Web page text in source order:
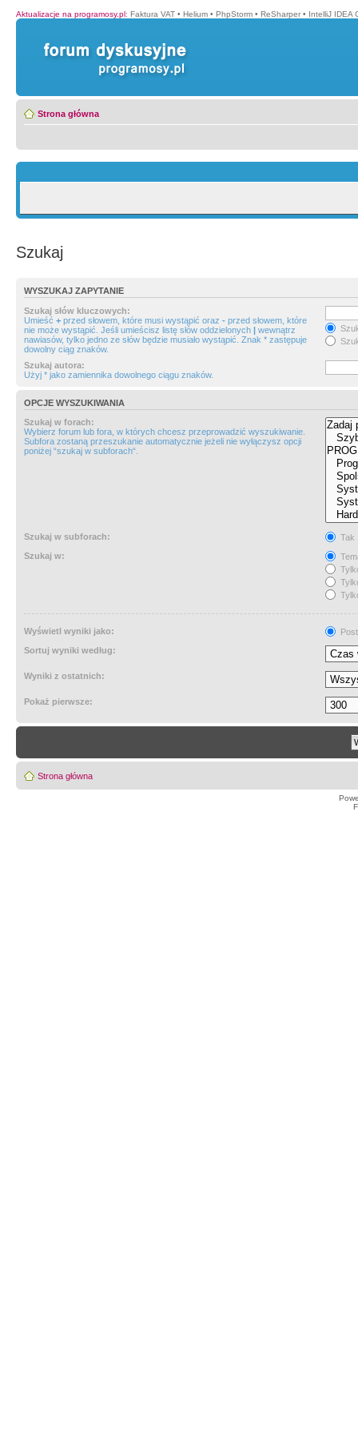
Aktualizacje na programosy.pl: Faktura VAT • Helium • PhpStorm • ReSharper • IntelliJ IDEA
Strona główna
Szukaj
WYSZUKAJ ZAPYTANIE
Szukaj słów kluczowych:
Umieść + przed słowem, które musi wystąpić oraz - przed słowem, które
nie może wystąpić. Jeśli umieścisz listę słów oddzielonych | wewnątrz
nawiasów, tylko jedno ze słów będzie musiało wystąpić. Znak * zastępuje
dowolny ciąg znaków.
Szukaj autora:
Użyj * jako zamiennika dowolnego ciągu znaków.
OPCJE WYSZUKIWANIA
Szukaj w forach:
Wybierz forum lub fora, w których chcesz przeprowadzić wyszukiwanie.
Subfora zostaną przeszukanie automatycznie jeżeli nie wyłączysz opcji
poniżej “szukaj w subforach“.
Szukaj w subforach:
Tak
Szukaj w:
Wyświetl wyniki jako:
Sortuj wyniki według:
Wyniki z ostatnich:
Pokaż pierwsze:
Strona główna